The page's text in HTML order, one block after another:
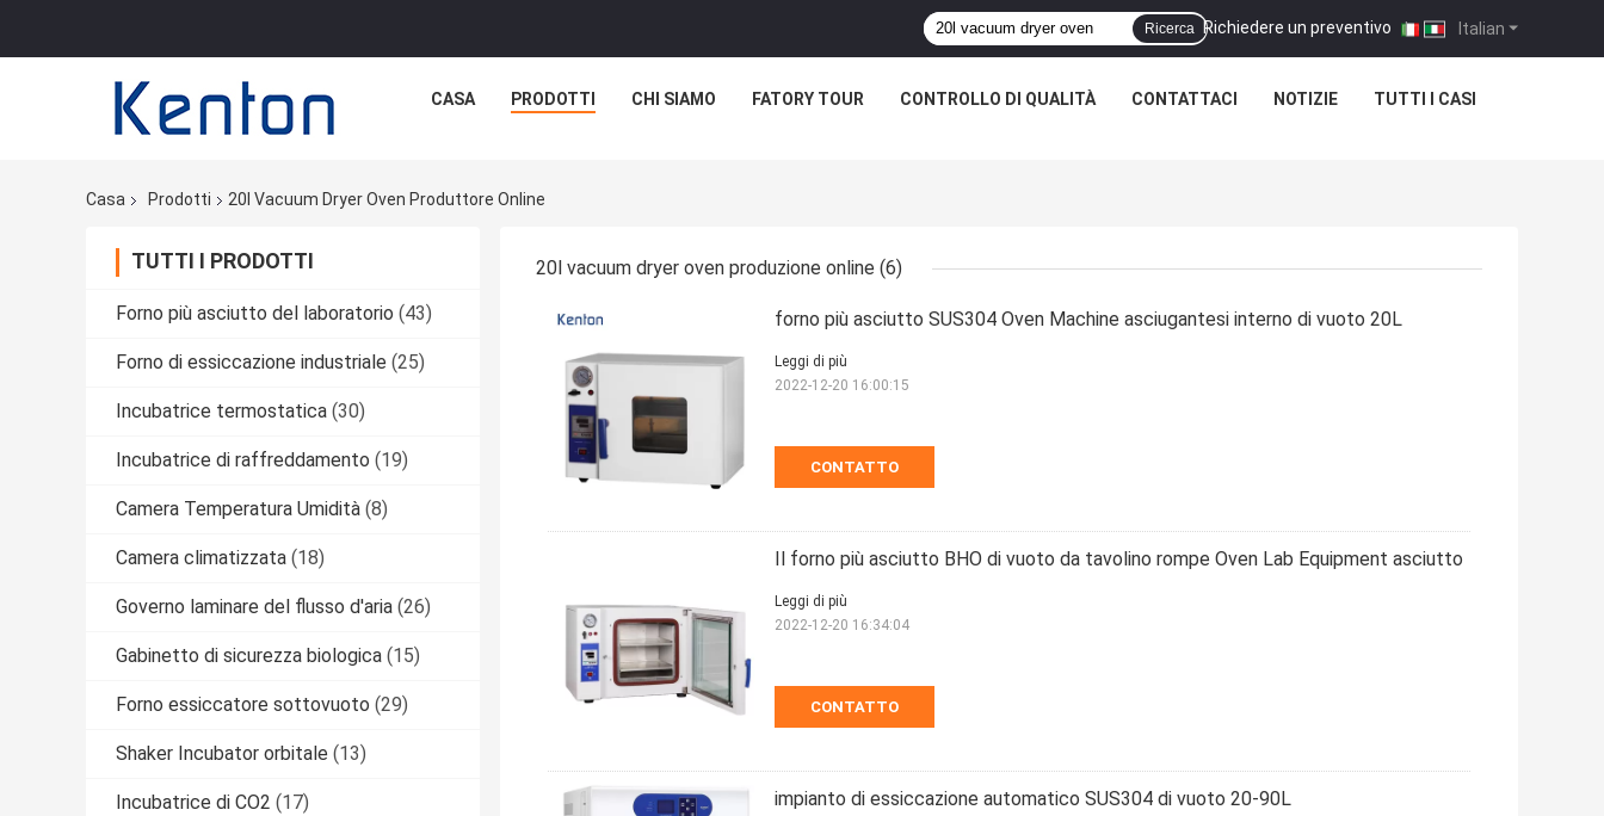
Italian
Richiedere un preventivo |
Ricerca
CASA PRODOTTI CHI SIAMO FATORY TOUR CONTROLLO DI QUALITÀ CONTATTACI NOTIZIE TUTTI I CASI
Casa Prodotti 20l Vacuum Dryer Oven Produttore Online
TUTTI I PRODOTTI
Forno più asciutto del laboratorio (43)
Forno di essiccazione industriale (25)
Incubatrice termostatica (30)
Incubatrice di raffreddamento (19)
Camera Temperatura Umidità (8)
Camera climatizzata (18)
Governo laminare del flusso d'aria (26)
Gabinetto di sicurezza biologica (15)
Forno essiccatore sottovuoto (29)
Shaker Incubator orbitale (13)
Incubatrice di CO2 (17)
20l vacuum dryer oven produzione online (6)
forno più asciutto SUS304 Oven Machine asciugantesi interno di vuoto 20L
CONTATTO
Leggi di più
2022-12-20 16:00:15
Il forno più asciutto BHO di vuoto da tavolino rompe Oven Lab Equipment asciutto
CONTATTO
Leggi di più
2022-12-20 16:34:04
impianto di essiccazione automatico SUS304 di vuoto 20-90L